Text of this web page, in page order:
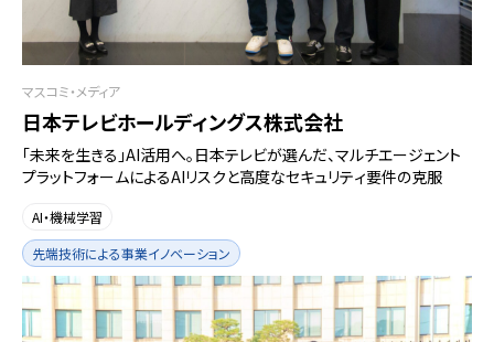
マスコミ・メディア
日本テレビホールディングス株式会社
「未来を生きる」AI活用へ。日本テレビが選んだ、マルチエージェント
プラットフォームによるAIリスクと高度なセキュリティ要件の克服
AI・機械学習
先端技術による事業イノベーション